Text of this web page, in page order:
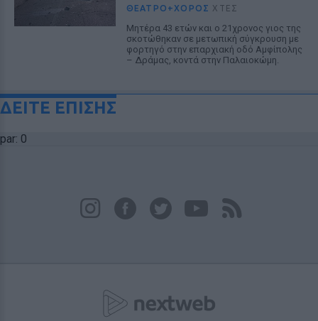
ΘΈΑΤΡΟ+ΧΟΡΌΣ ΧΤΕΣ
Μητέρα 43 ετών και ο 21χρονος γιος της
σκοτώθηκαν σε μετωπική σύγκρουση με
φορτηγό στην επαρχιακή οδό Αμφίπολης
– Δράμας, κοντά στην Παλαιοκώμη.
ΔΕΙΤΕ ΕΠΙΣΗΣ
par: 0